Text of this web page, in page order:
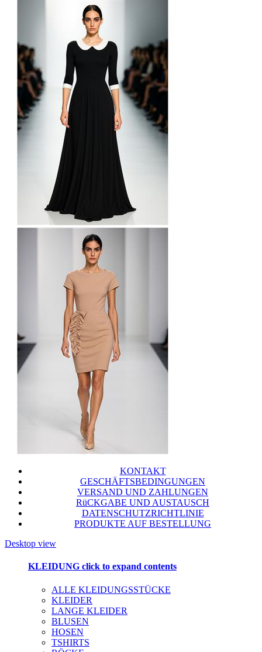
KONTAKT
GESCHÄFTSBEDINGUNGEN
VERSAND UND ZAHLUNGEN
RüCKGABE UND AUSTAUSCH
DATENSCHUTZRICHTLINIE
PRODUKTE AUF BESTELLUNG
Desktop view
KLEIDUNG click to expand contents
ALLE KLEIDUNGSSTÜCKE
KLEIDER
LANGE KLEIDER
BLUSEN
HOSEN
TSHIRTS